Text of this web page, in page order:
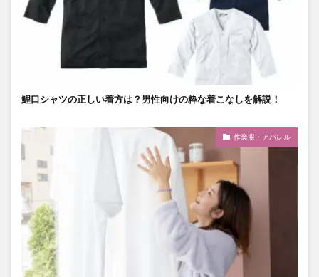
鯉口シャツの正しい着方は？男性向けの粋な着こなしを解説！
作業服・アパレル